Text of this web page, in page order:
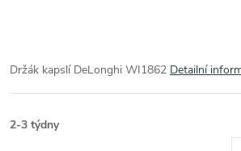
Držák kapslí DeLonghi WI1862 Detailní
2-3 týdny